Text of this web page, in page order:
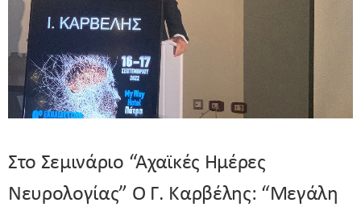
Στο Σεμινάριο “Αχαϊκές Ημέρες
Νευρολογίας” Ο Γ. Καρβέλης: “Μεγάλη